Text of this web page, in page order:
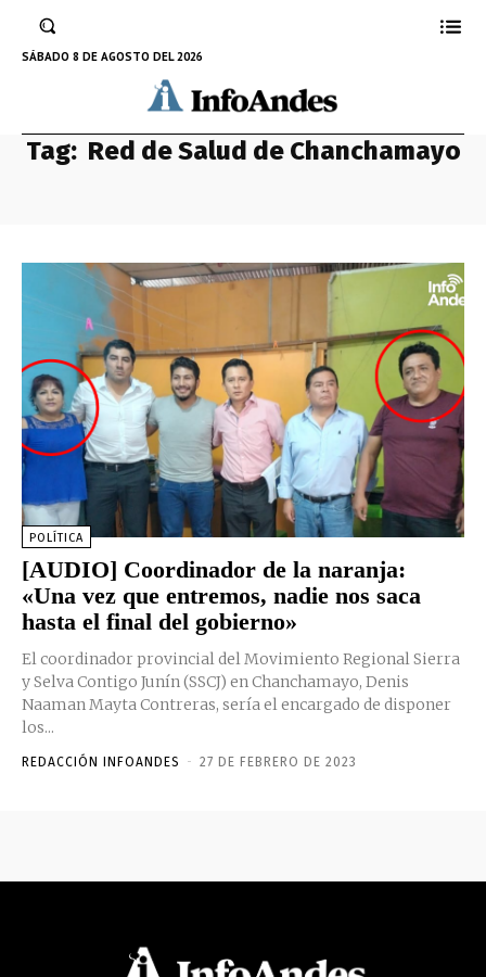
SÁBADO 8 DE AGOSTO DEL 2026
Tag: Red de Salud de Chanchamayo
POLÍTICA
[AUDIO] Coordinador de la naranja:
«Una vez que entremos, nadie nos saca
hasta el final del gobierno»
El coordinador provincial del Movimiento Regional Sierra
y Selva Contigo Junín (SSCJ) en Chanchamayo, Denis
Naaman Mayta Contreras, sería el encargado de disponer
los...
REDACCIÓN INFOANDES - 27 DE FEBRERO DE 2023